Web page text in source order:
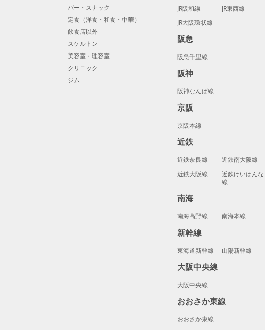
バー・スナック
定食（洋食・和食・中華）
飲食店以外
スケルトン
美容室・理容室
クリニック
ジム
JR阪和線
JR東西線
JR大阪環状線
阪急
阪急千里線
阪神
阪神なんば線
京阪
京阪本線
近鉄
近鉄奈良線
近鉄南大阪線
近鉄大阪線
近鉄けいはんな
線
南海
南海高野線 南海本線
新幹線
東海道新幹線 山陽新幹線
大阪中央線
大阪中央線
おおさか東線
おおさか東線